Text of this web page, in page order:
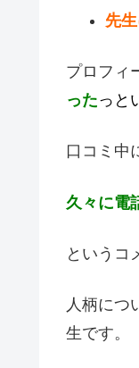
先
プロフィ
ったっと
口コミ中
久々に電
というコ
人柄につ
生です。